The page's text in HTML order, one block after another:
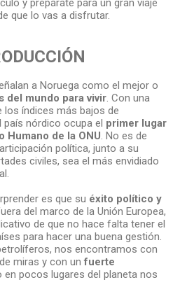
que lo vas a disfrutar.
a Noruega como el mejor o
del mundo para vivir . Con una
los índices más bajos de
nórdico ocupa el primer lugar
Humano de la ONU . No es de
política, junto a su
civiles, sea el más envidiado
es que su éxito político y
del marco de la Unión Europea,
de que no hace falta tener el
para hacer una buena gestión.
nos encontramos con
miras y con unfuerte
en pocos lugares del planeta nos